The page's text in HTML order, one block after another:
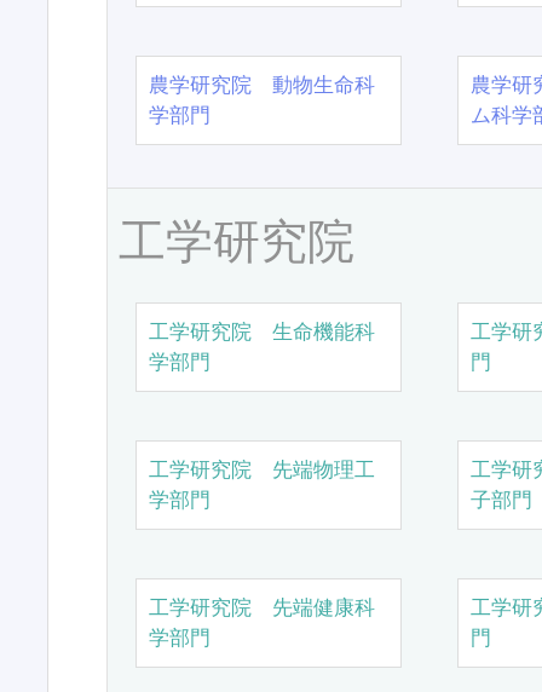
農学研究院 動物生命科
学部門
農学
ム科学
工学研究院
工学研究院 生命機能科
学部門
工学研
門
工学研究院 先端物理工
学部門
工学研
子部門
工学研究院 先端健康科
学部門
工学研
門